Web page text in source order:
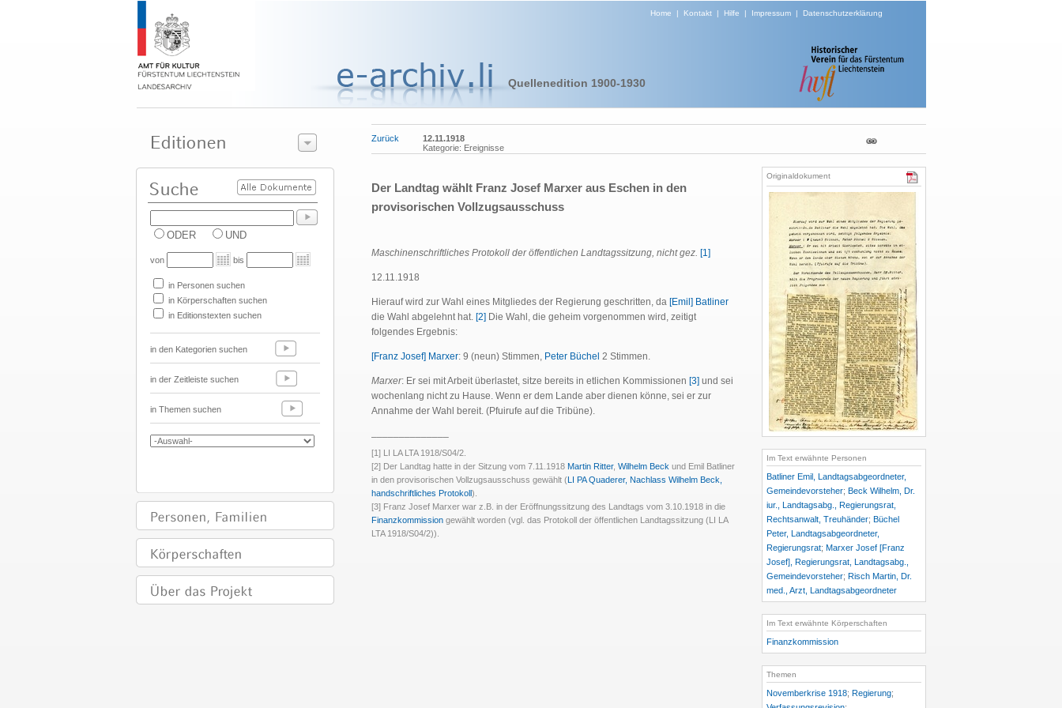
Home | Kontakt| Hilfe | Impressum| Datenschutzerklärung
Quellenedition 1900-1930
ODER UND
von bis
in Personen suchen
in Körperschaften suchen
in Editionstexten suchen
in den Kategorien suchen
in der Zeitleiste suchen
in Themen suchen
Zurück
12.11.1918
Kategorie: Ereignisse
Der Landtag wählt Franz Josef Marxer aus Eschen in den
provisorischen Vollzugsausschuss
Maschinenschriftliches Protokoll der öffentlichen Landtagssitzung, nicht gez. [1]
12.11.1918
Hierauf wird zur Wahl eines Mitgliedes der Regierung geschritten, da [Emil] Batliner
die Wahl abgelehnt hat. [2] Die Wahl, die geheim vorgenommen wird, zeitigt
folgendes Ergebnis:
[Franz Josef] Marxer: 9 (neun) Stimmen, Peter Büchel 2 Stimmen.
Marxer: Er sei mit Arbeit überlastet, sitze bereits in etlichen Kommissionen [3] und sei
wochenlang nicht zu Hause. Wenn er dem Lande aber dienen könne, sei er zur
Annahme der Wahl bereit. (Pfuirufe auf die Tribüne).
[1] LI LA LTA 1918/S04/2.
[2] Der Landtag hatte in der Sitzung vom 7.11.1918 Martin Ritter, Wilhelm Beck und Emil Batliner
in den provisorischen Vollzugsausschuss gewählt (LI PA Quaderer, Nachlass Wilhelm Beck,
handschriftliches Protokoll).
[3] Franz Josef Marxer war z.B. in der Eröffnungssitzung des Landtags vom 3.10.1918 in die
Finanzkommission gewählt worden (vgl. das Protokoll der öffentlichen Landtagssitzung (LI LA
LTA 1918/S04/2)).
Originaldokument
Im Text erwähnte Personen
Batliner Emil, Landtagsabgeordneter,
Gemeindevorsteher; Beck Wilhelm, Dr.
iur., Landtagsabg., Regierungsrat,
Rechtsanwalt, Treuhänder; Büchel
Peter, Landtagsabgeordneter,
Regierungsrat; Marxer Josef [Franz
Josef], Regierungsrat, Landtagsabg.,
Gemeindevorsteher; Risch Martin, Dr.
med., Arzt, Landtagsabgeordneter
Im Text erwähnte Körperschaften
Finanzkommission
Themen
Novemberkrise 1918; Regierung;